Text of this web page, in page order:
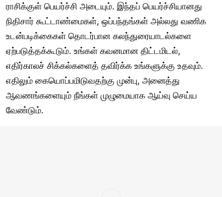
ராசிக்குள் பெயர்ச்சி அடையும். இந்தப் பெயர்ச்சியானது
நிதிசார் கூட்டாண்மைகள், ஒப்பந்தங்கள் அல்லது வணிக
உடன்படிக்கைகள் தொடர்பான கலந்துரையாடல்களை
ஏற்படுத்தக்கூடும். உங்கள் கவனமான திட்டமிடல்,
எதிர்காலச் சிக்கல்களைத் தவிர்க்க உங்களுக்கு உதவும்.
எதிலும் கையொப்பமிடுவதற்கு முன்பு, அனைத்து
ஆவணங்களையும் நீங்கள் முழுமையாக ஆய்வு செய்ய
வேண்டும்.